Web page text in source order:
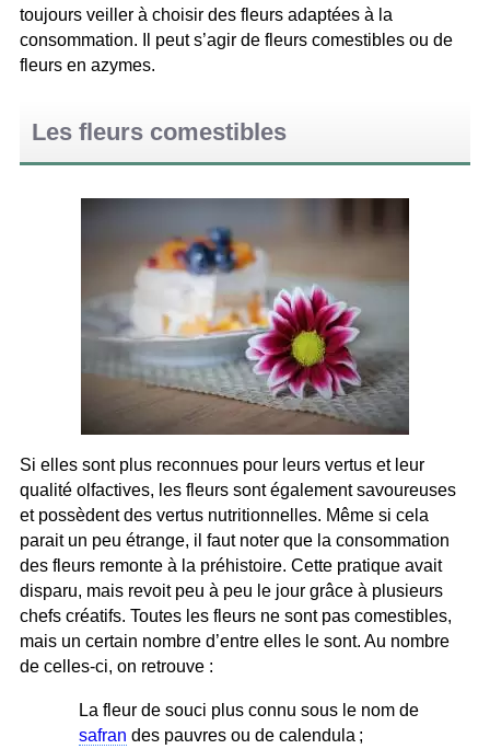
toujours veiller à choisir des fleurs adaptées à la
consommation. Il peut s’agir de fleurs comestibles ou de
fleurs en azymes.
Les fleurs comestibles
Si elles sont plus reconnues pour leurs vertus et leur
qualité olfactives, les fleurs sont également savoureuses
et possèdent des vertus nutritionnelles. Même si cela
parait un peu étrange, il faut noter que la consommation
des fleurs remonte à la préhistoire. Cette pratique avait
disparu, mais revoit peu à peu le jour grâce à plusieurs
chefs créatifs. Toutes les fleurs ne sont pas comestibles,
mais un certain nombre d’entre elles le sont. Au nombre
de celles-ci, on retrouve :
La fleur de souci plus connu sous le nom de
safran des pauvres ou de calendula ;